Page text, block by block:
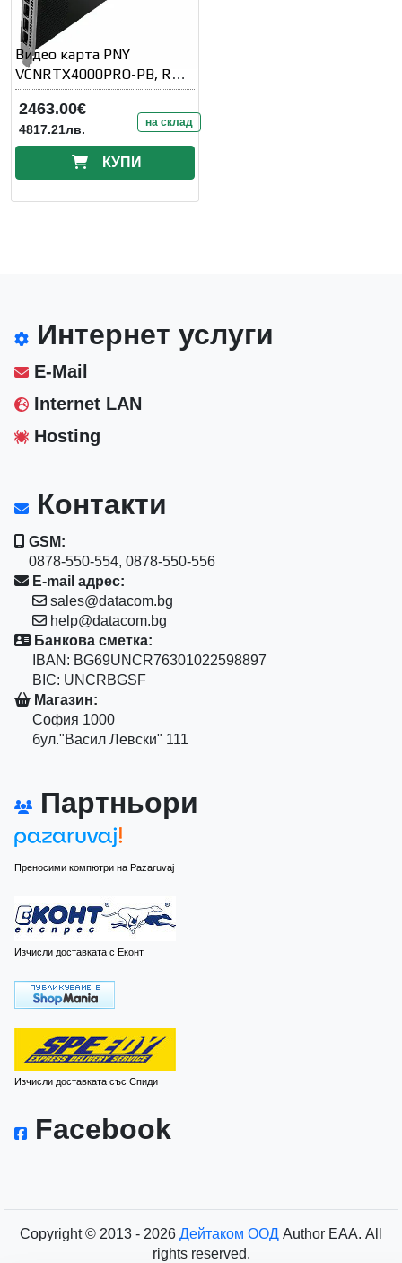
Видео карта PNY
VCNRTX4000PRO-PB, RTX
A4000 PRO 24GB GDDR7
2463.00€
4817.21лв. на склад
КУПИ
Интернет услуги
E-Mail
Internet LAN
Hosting
Контакти
GSM:
0878-550-554, 0878-550-556
E-mail адрес:
sales@datacom.bg
help@datacom.bg
Банкова сметка:
IBAN: BG69UNCR76301022598897
BIC: UNCRBGSF
Магазин:
София 1000
бул."Васил Левски" 111
Партньори
Преносими компютри на Pazaruvaj
Изчисли доставката с Еконт
Изчисли доставката със Спиди
Facebook
Copyright © 2013 - 2026 Дейтаком ООД Author EAA. All
rights reserved.